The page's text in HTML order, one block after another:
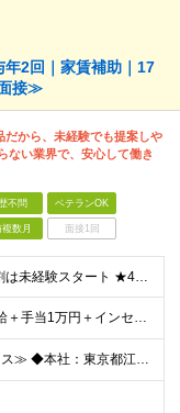
2回｜家賃補助｜17
接≫
から、未経験でも提案しや
ない業界で、安心して働き
不問 ベテランOK
複数月 面接1回
★未経験歓迎！先輩の9割は未経験スタート ★45歳以下の方は全員面接 ◆学歴不問 ◆普通自動車免許(AT限定可) ◆45歳までの方※若年層の長期キャリア形成を図るため できるだけ多くの方とお会いし
＜月収例＞ ★40万円(月給＋手当1万円＋インセンティブ)／入社4年目・30代 ★28.5万円(月給＋手当1万円＋インセンティブ)／入社2年目 ◆月給24万7,000円以上～＋賞与年2回＋インセンテ
≪転勤なし/駅チカオフィス≫ ◆本社：東京都江戸川区東葛西6-1-17 第6カネ長ビル6F ※(変更の範囲)上記を除く当社関連勤務地